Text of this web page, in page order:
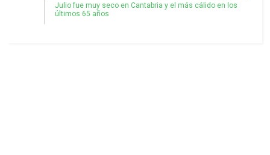
Julio fue muy seco en Cantabria y el más cálido en los
últimos 65 años